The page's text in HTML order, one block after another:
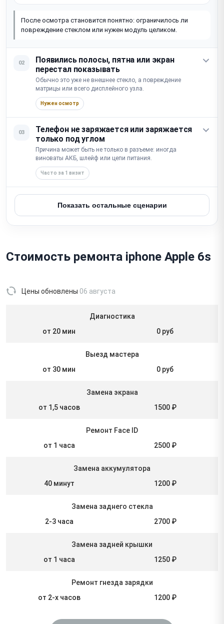
После осмотра становится понятно: ограничилось ли
повреждение стеклом или нужен модуль целиком.
02
Появились полосы, пятна или экран
перестал показывать
Обычно это уже не внешнее стекло, а повреждение
матрицы или всего дисплейного узла.
Нужен осмотр
03
Телефон не заряжается или заряжается
только под углом
Причина может быть не только в разъеме: иногда
виноваты АКБ, шлейф или цепи питания.
Часто за 1 визит
Показать остальные сценарии
Стоимость ремонта iphone Apple 6s
Цены обновлены 06 августа
Диагностика
от 20 мин
0 руб
Выезд мастера
от 30 мин
0 руб
Замена экрана
от 1,5 часов
1500 ₽
Ремонт Face ID
от 1 часа
2500 ₽
Замена аккумулятора
40 минут
1200 ₽
Замена заднего стекла
2-3 часа
2700 ₽
Замена задней крышки
от 1 часа
1250 ₽
Ремонт гнезда зарядки
от 2-х часов
1200 ₽